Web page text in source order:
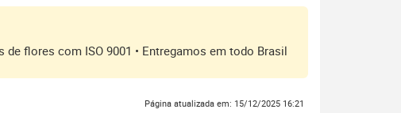
flores com ISO 9001 • Entregamos em todo Brasil
Página atualizada em: 15/12/2025 16:21